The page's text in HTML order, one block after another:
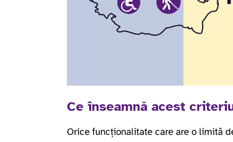
Ce înseamnă acest
Orice funcționalitate care are o limită